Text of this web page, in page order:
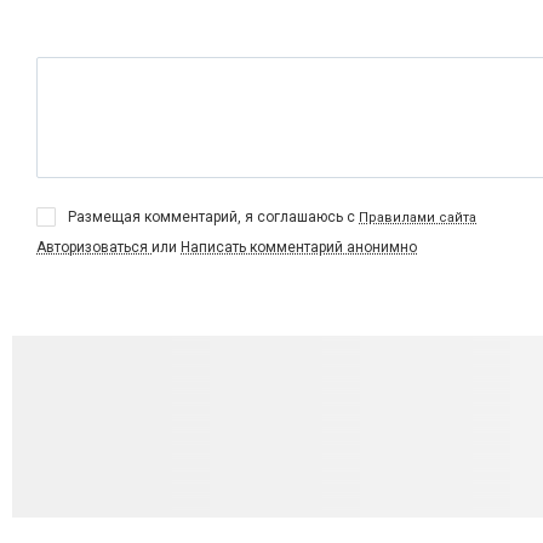
Размещая комментарий, я соглашаюсь с Правилами сайта
Авторизоваться или Написать комментарий анонимно